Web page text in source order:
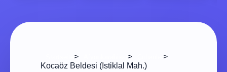
> >
>
Kocaöz Beldesi (Istiklal Mah.)